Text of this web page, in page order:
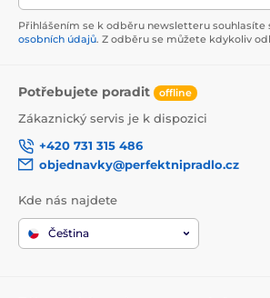
Přihlášením se k odběru newsletteru souhlasíte
osobních údajů. Z odběru se můžete kdykoliv
Potřebujete poradit offline
Zákaznický servis je k dispozici
+420 731 315 486
objednavky@perfektnipradlo.cz
Kde nás najdete
Čeština